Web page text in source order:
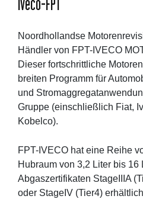
Iveco-FPT
Noordhollandse
Händler von FPT-IVECO
Dieser fortschrittliche
breiten Programm für
und
Gruppe (einschließlich Fiat,
Kobelco).
FPT-IVECO hat eine Reihe
Hubraum von 3,2 Liter bis 16
Abgaszertifikaten StageIIIA
oder StageIV (Tier4)